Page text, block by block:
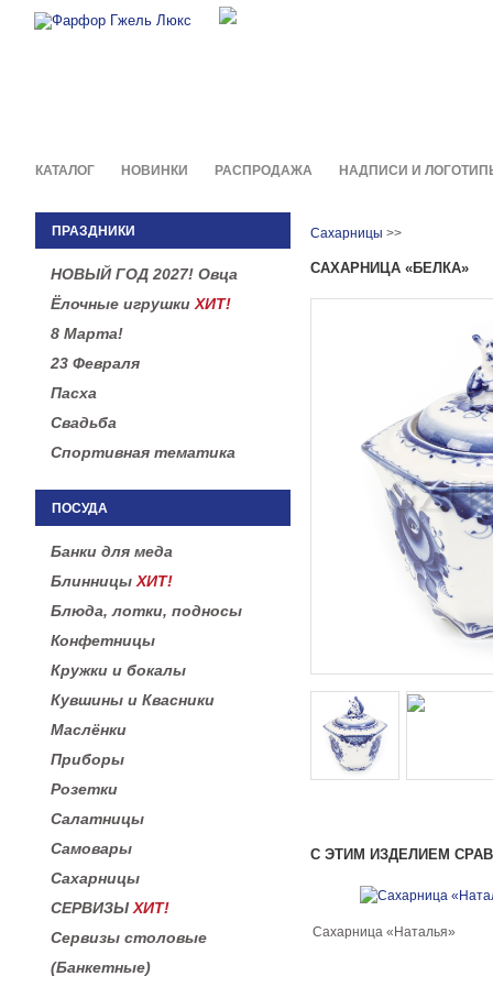
КАТАЛОГ НОВИНКИ РАСПРОДАЖА НАДПИСИ И
ПРАЗДНИКИ
НОВЫЙ ГОД 2027! Овца
Ёлочные игрушки ХИТ!
8 Марта!
23 Февраля
Пасха
Свадьба
Спортивная тематика
ПОСУДА
Банки для меда
Блинницы ХИТ!
Блюда, лотки, подносы
Конфетницы
Кружки и бокалы
Кувшины и Квасники
Маслёнки
Приборы
Розетки
Салатницы
Самовары
Сахарницы
СЕРВИЗЫ ХИТ!
Сервизы столовые
(Банкетные)
Сахарницы >>
САХАРНИЦА «БЕЛКА»
С ЭТИМ ИЗДЕЛИЕМ
Сахарница «Наталья»